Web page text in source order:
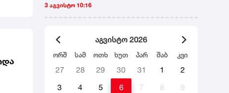
3 აგვისტო 10:16
აგვისტო 2026
ორშ სამ ოთხ ხუთ პარ შაბ კვი
27 28 29 30 31 1
2
3
4 5 6 7 8
9